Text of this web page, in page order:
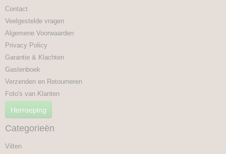
Contact
Veelgestelde vragen
Algemene Voorwaarden
Privacy Policy
Garantie & Klachten
Gastenboek
Verzenden en Retourneren
Foto's van Klanten
Herroeping
Categorieën
Vilten